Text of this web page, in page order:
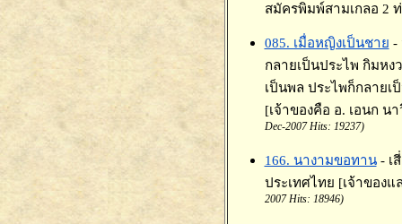
สมัครพิมพ์สามเกลอ 2
085. เมื่อหญิงเป็นชาย -
กลายเป็นประไพ กิมห
เป็นพล ประไพก็กลายเ
[เจ้าของคือ อ. เอนก
Dec-2007 Hits: 19237)
166. นางามขอทาน - เ
ประเทศไทย [เจ้าของ
2007 Hits: 18946)